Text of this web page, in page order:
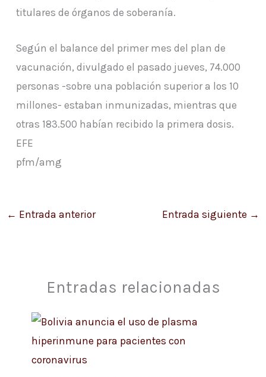
titulares de órganos de soberanía.
Según el balance del primer mes del plan de
vacunación, divulgado el pasado jueves, 74.000
personas -sobre una población superior a los 10
millones- estaban inmunizadas, mientras que
otras 183.500 habían recibido la primera dosis.
EFE
pfm/amg
← Entrada anterior Entrada siguiente →
Entradas relacionadas